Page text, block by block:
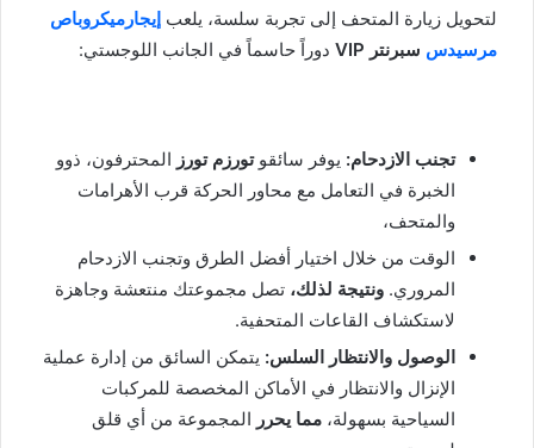
لتحويل زيارة المتحف إلى تجربة سلسة، يلعب إيجارميكروباص
مرسيدس سبرنتر VIP دوراً حاسماً في الجانب اللوجستي:
تجنب الازدحام: يوفر سائقوتورزم تورز المحترفون، ذوو
الخبرة في التعامل مع محاور الحركة قرب الأهرامات
والمتحف،
الوقت من خلال اختيار أفضل الطرق وتجنب الازدحام
المروري. ونتيجة لذلك، تصل مجموعتك منتعشة وجاهزة
لاستكشاف القاعات المتحفية.
الوصول والانتظار السلس: يتمكن السائق من إدارة عملية
الإنزال والانتظار في الأماكن المخصصة للمركبات
السياحية بسهولة، مما يحرر المجموعة من أي قلق